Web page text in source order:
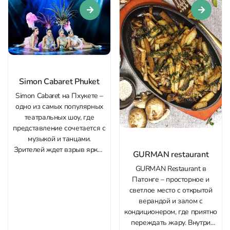
Boxing Stadium можно у нас
через Whatsapp или
Telegram. По фасаду уже...
Simon Cabaret Phuket
Simon Cabaret на Пхукете –
одно из самых популярных
театральных шоу, где
представление сочетается с
музыкой и танцами.
Зрителей ждет взрыв ярких
GURMAN restaurant
GURMAN Restaurant в
Патонге – просторное и
светлое место с открытой
верандой и залом с
кондиционером, где приятно
переждать жару. Внутри